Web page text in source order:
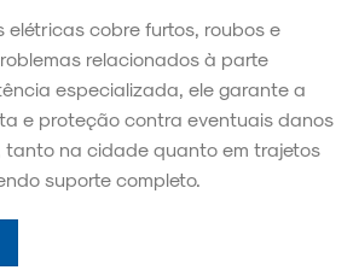
elétricas cobre furtos, roubos e
relacionados à parte
especializada, ele garante a
e proteção contra eventuais danos
tanto na cidade quanto em trajetos
suporte completo.